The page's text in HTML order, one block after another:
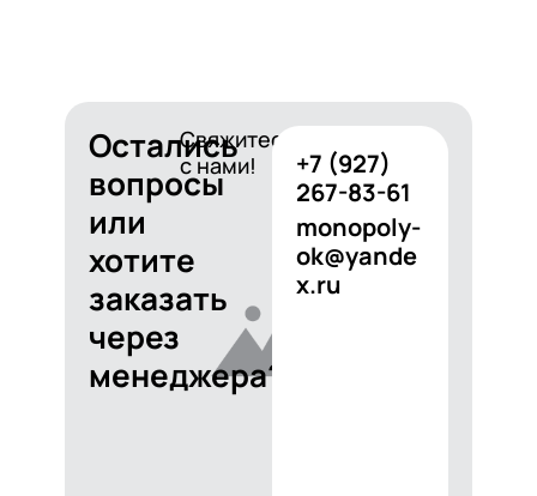
Остались
вопросы
или
хотите
заказать
через
менеджера?
Свяжитесь
с нами!
+7 (927)
267-83-61
monopoly-
ok@yande
x.ru